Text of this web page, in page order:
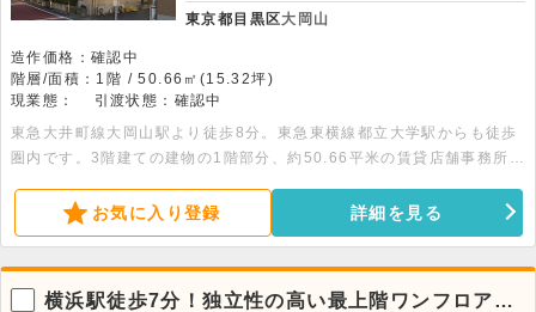
東京都目黒区大岡山
造作価格：確認中
階層/面積：1階 / 50.66㎡(15.32坪)
現業態：
引渡状態：確認中
東急大井町線大岡山駅より徒歩8分。東急東横線都立大学駅からも徒歩
圏内です。3階建ての建物の1階部分、約50.66平米の賃貸店舗事務所で
グジムなどにおすすめです。
お気に入り登録 詳細を見る
横浜駅徒歩7分！独立性の高い最上階ワンフロア店